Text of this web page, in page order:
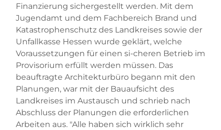
Finanzierung sichergestellt werden. Mit dem
Jugendamt und dem Fachbereich Brand und
Katastrophenschutz des Landkreises sowie der
Unfallkasse Hessen wurde geklärt, welche
Voraussetzungen für einen si-cheren Betrieb im
Provisorium erfüllt werden müssen. Das
beauftragte Architekturbüro begann mit den
Planungen, war mit der Bauaufsicht des
Landkreises im Austausch und schrieb nach
Abschluss der Planungen die erforderlichen
Arbeiten aus. "Alle haben sich wirklich sehr